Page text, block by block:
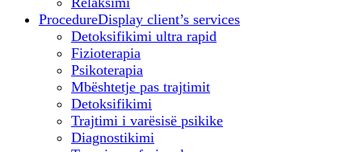
ProcedureDisplay client’s services
Detoksifikimi ultra rapid
Fizioterapia
Psikoterapia
Mbështetje pas trajtimit
Detoksifikimi
Trajtimi i varësisë psikike
Diagnostikimi